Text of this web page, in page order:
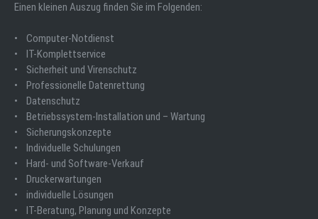
Einen kleinen Auszug finden Sie im Folgenden:
• Computer-Notdienst
• IT-Komplettservice
• Sicherheit und Virenschutz
• Professionelle Datenrettung
• Datenschutz
• Betriebssystem-Installation und – Wartung
• Sicherungskonzepte
• Individuelle Schulungen
• Hard- und Software-Verkauf
• Druckerwartungen
• individuelle Lösungen
• IT-Beratung, Planung und Konzepte